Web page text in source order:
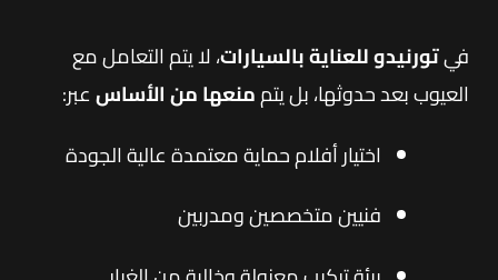
فيتورنيدو للعناية بالسيارات، لا يتم التعامل مع
العيوب بعد حدوثها، بل يتممنعها من الأساسعبر:
اختيار أفلام حماية معتمدة عالية الجودة
فنيين متخصصين ومدربين